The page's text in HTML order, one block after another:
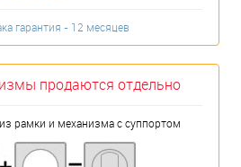
гарантия - 12 месяцев
продаются отдельно
рамки и механизма с суппортом